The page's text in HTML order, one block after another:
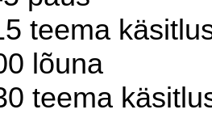
teema
lõuna
teema